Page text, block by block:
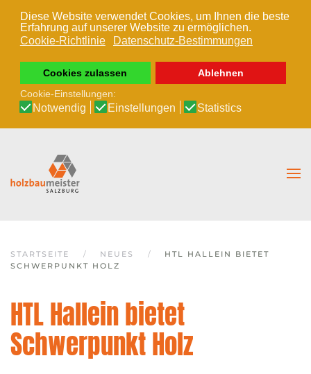
Diese Website verwendet Cookies, um Ihnen die beste
Erfahrung auf unserer Website zu ermöglichen.
Cookie-Richtlinie
Datenschutz-Bestimmungen
Cookies zulassen
Ablehnen
Cookie-Einstellungen:
Notwendig Einstellungen Statistics
Zum Hauptinhalt springen
STARTSEITE NEUES
HTL HALLEIN BIETET
SCHWERPUNKT HOLZ
HTL Hallein bietet
Schwerpunkt Holz